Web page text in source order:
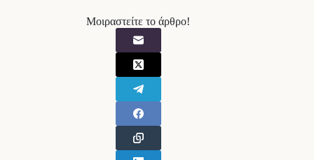
Μοιραστείτε το άρθρο!